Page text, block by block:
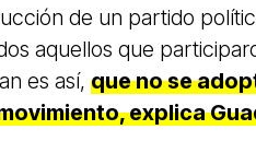
de un partido
aquellos que
es así, que no se
explica